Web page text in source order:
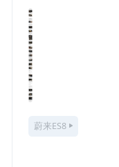
蔚来ES8